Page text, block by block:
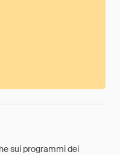
sui programmi dei